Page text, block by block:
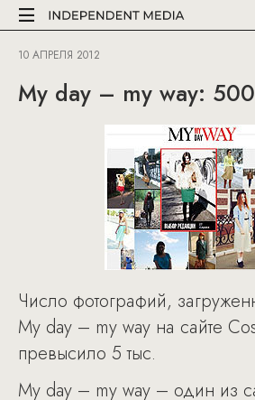
10 АПРЕЛЯ 2012
My day – my way:
Число фотографий,
My day – my way на сайте
превысило 5 тыс.
My day – my way – один из